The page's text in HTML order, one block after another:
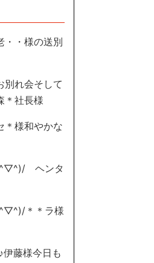
・・様の送別
別れ会そして
＊社長様
＊様和やかな
ヘンタ
＊＊ラ様
藤様今日も